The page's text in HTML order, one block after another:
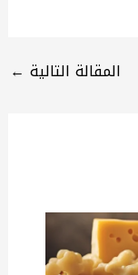
المقالة التالية ←